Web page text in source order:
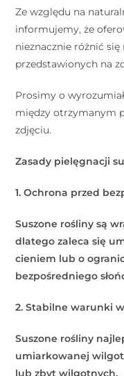
Ze względu na
informujemy, że
nieznacznie różnić
przedstawionych na
Prosimy o
między otrzymanym
zdjęciu.
Zasady pielęgnacji
1. Ochrona przed
Suszone rośliny są
dlatego zaleca się
cieniem lub o
bezpośredniego
2. Stabilne warunki
Suszone rośliny
umiarkowanej
lub zbyt wilgotnych.